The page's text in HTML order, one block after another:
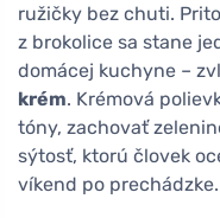
ružičky bez chuti.
z brokolice sa stane
domácej kuchyne –
krém. Krémová
tóny, zachovať
sýtosť, ktorú človek
víkend po prechádzke.